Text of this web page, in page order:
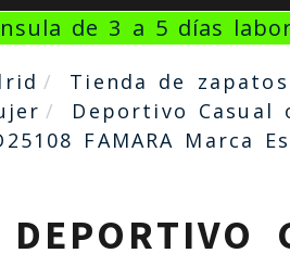
de 3 a 5 días
Tienda de
Deportivo Casual
FAMARA Marca
DEPORTIVO